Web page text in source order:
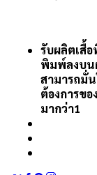
รับผลิตเสื้
พิมพ์ลงบน
สามารถมั่
ต้องการข
มากว่า1